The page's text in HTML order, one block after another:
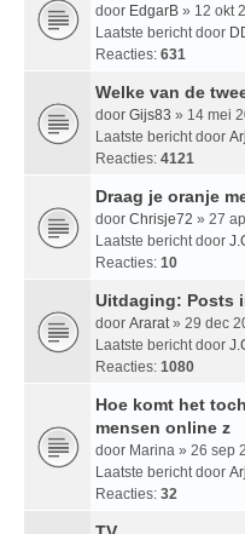
door EdgarB » 12 okt
Laatste bericht door
Reacties: 631
Welke van de
door Gijs83 » 14 mei
Laatste bericht door
Reacties: 4121
Draag je oranje
door Chrisje72 » 27
Laatste bericht door
Reacties: 10
Uitdaging: Posts
door Ararat » 29 dec
Laatste bericht door
Reacties: 1080
Hoe komt het
mensen online z
door Marina » 26 sep
Laatste bericht door
Reacties: 32